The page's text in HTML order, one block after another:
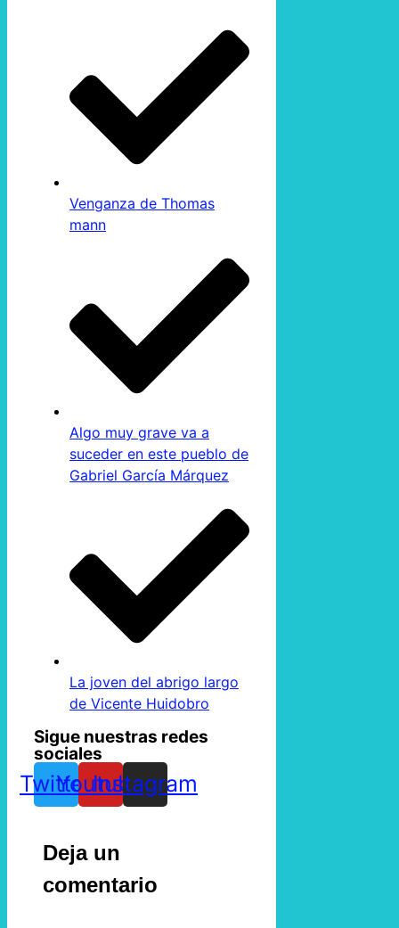
Venganza de Thomas
mann
Algo muy grave va a
suceder en este pueblo de
Gabriel García Márquez
La joven del abrigo largo
de Vicente Huidobro
Sigue nuestras redes
sociales
TwitterYoutube
Instagram
Deja un
comentario